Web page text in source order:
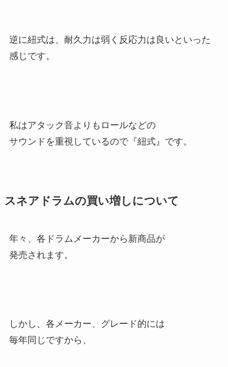
逆に紐式は、耐久力は弱く反応力は良いといった
感じです。
私はアタック音よりもロールなどの
サウンドを重視しているので『紐式』です。
スネアドラムの買い増しについて
年々、各ドラムメーカーから新商品が
発売されます。
しかし、各メーカー、グレード的には
毎年同じですから、